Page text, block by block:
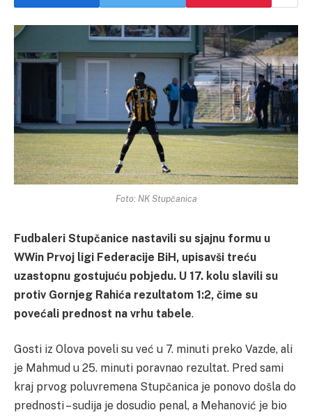
Foto: NK Stupčanica
Fudbaleri Stupčanice nastavili su sjajnu formu u
WWin Prvoj ligi Federacije BiH, upisavši treću
uzastopnu gostujuću pobjedu. U 17. kolu slavili su
protiv Gornjeg Rahića rezultatom 1:2, čime su
povećali prednost na vrhu tabele.
Gosti iz Olova poveli su već u 7. minuti preko Vazde, ali
je Mahmud u 25. minuti poravnao rezultat. Pred sami
kraj prvog poluvremena Stupčanica je ponovo došla do
prednosti – sudija je dosudio penal, a Mehanović je bio